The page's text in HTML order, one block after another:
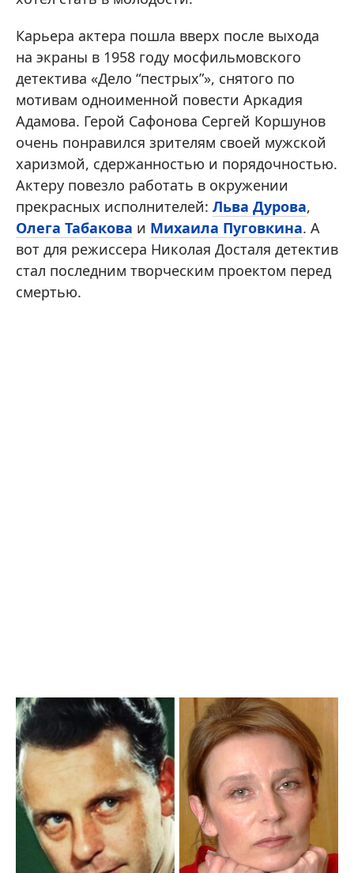
Карьера актера пошла вверх после выхода
на экраны в 1958 году мосфильмовского
детектива «Дело “пестрых”», снятого по
мотивам одноименной повести Аркадия
Адамова. Герой Сафонова Сергей Коршунов
очень понравился зрителям своей мужской
харизмой, сдержанностью и порядочностью.
Актеру повезло работать в окружении
прекрасных исполнителей: Льва Дурова,
Олега Табакова и Михаила Пуговкина. А
вот для режиссера Николая Досталя детектив
стал последним творческим проектом перед
смертью.